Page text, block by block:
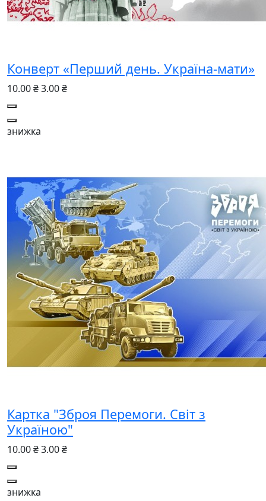
Конверт «Перший день. Україна-мати»
10.00 ₴3.00 ₴
знижка
Картка "Зброя Перемоги. Світ з
Україною"
10.00 ₴3.00 ₴
знижка